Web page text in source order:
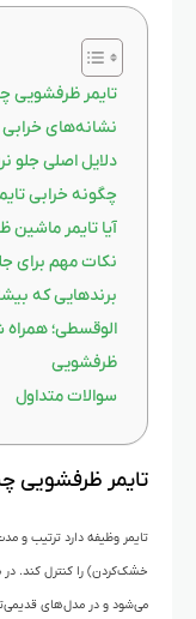
تایمر ظرفشویی
نشانه‌های
دلایل اصلی جلو
چگونه خرابی
آیا تایمر
نکات مهم برای
برندهایی که
الوقسطی؛ همراه
ظرفشویی
سوالات متداول
تایمر ظرفشویی
تایمر وظیفه دارد ترتیب
خشک‌کردن) را کنترل کند.
می‌شود و در مدل‌های